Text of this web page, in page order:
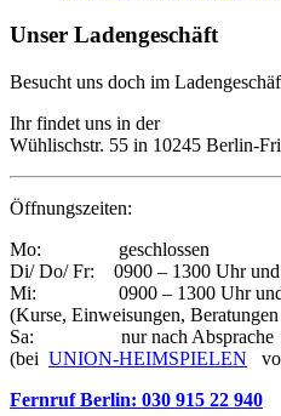
Unser Ladengeschäft
Besucht uns doch im
Ihr findet uns in der
Wühlischstr. 55 in 10245 Berlin-
Öffnungszeiten:
Mo: geschlossen
Di/ Do/ Fr: 0900 – 1300 Uhr und
Mi: 0900 – 1300 Uhr und
(Kurse, Einweisungen,
Sa: nur nach Absprache
(bei UNION-HEIMSPIELEN
Fernruf Berlin: 030 915 22 940